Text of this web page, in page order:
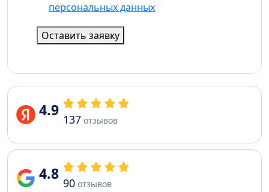
персональных данных
Оставить заявку
4.9 137 отзывов
4.8 90 отзывов